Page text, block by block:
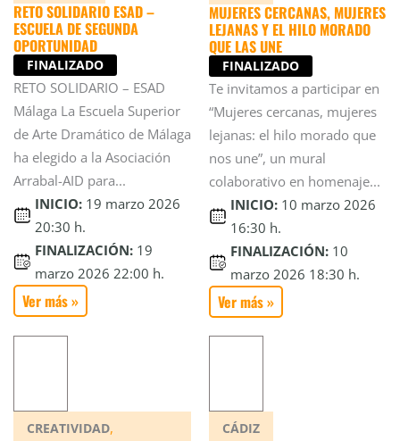
RETO SOLIDARIO ESAD –
ESCUELA DE SEGUNDA
OPORTUNIDAD
FINALIZADO
RETO SOLIDARIO – ESAD
Málaga La Escuela Superior
de Arte Dramático de Málaga
ha elegido a la Asociación
Arrabal-AID para...
INICIO: 19 marzo 2026
20:30 h.
FINALIZACIÓN: 19
marzo 2026 22:00 h.
Ver más »
MUJERES CERCANAS, MUJERES
LEJANAS Y EL HILO MORADO
QUE LAS UNE
FINALIZADO
Te invitamos a participar en
“Mujeres cercanas, mujeres
lejanas: el hilo morado que
nos une”, un mural
colaborativo en homenaje...
INICIO: 10 marzo 2026
16:30 h.
FINALIZACIÓN: 10
marzo 2026 18:30 h.
Ver más »
CREATIVIDAD, CÁDIZ